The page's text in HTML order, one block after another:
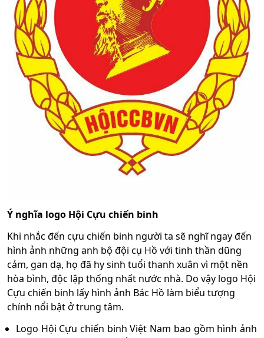
Ý nghĩa logo Hội Cựu chiến binh
Khi nhắc đến cựu chiến binh người ta sẽ nghĩ ngay đến
hình ảnh những anh bộ đội cụ Hồ với tinh thần dũng
cảm, gan dạ, họ đã hy sinh tuổi thanh xuân vì một nền
hòa bình, độc lập thống nhất nước nhà. Do vậy logo Hội
Cựu chiến binh lấy hình ảnh Bác Hồ làm biểu tượng
chính nổi bật ở trung tâm.
Logo Hội Cựu chiến binh Việt Nam bao gồm hình ảnh